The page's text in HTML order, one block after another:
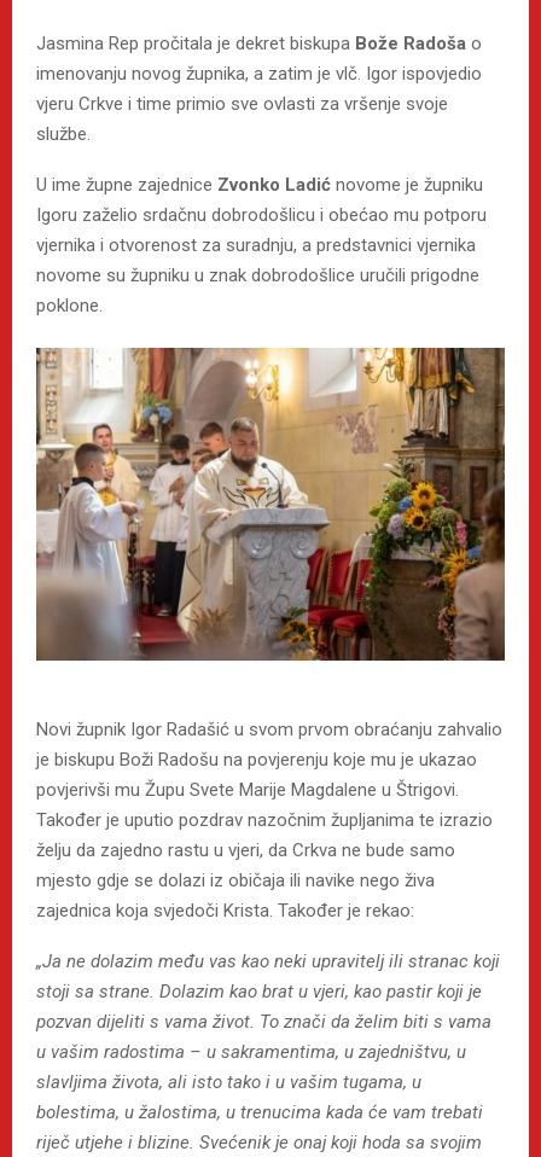
Jasmina Rep pročitala je dekret biskupa Bože Radoša o
imenovanju novog župnika, a zatim je vlč. Igor ispovjedio
vjeru Crkve i time primio sve ovlasti za vršenje svoje
službe.
U ime župne zajednice Zvonko Ladić novome je župniku
Igoru zaželio srdačnu dobrodošlicu i obećao mu potporu
vjernika i otvorenost za suradnju, a predstavnici vjernika
novome su župniku u znak dobrodošlice uručili prigodne
poklone.
Novi župnik Igor Radašić u svom prvom obraćanju zahvalio
je biskupu Boži Radošu na povjerenju koje mu je ukazao
povjerivši mu Župu Svete Marije Magdalene u Štrigovi.
Također je uputio pozdrav nazočnim župljanima te izrazio
želju da zajedno rastu u vjeri, da Crkva ne bude samo
mjesto gdje se dolazi iz običaja ili navike nego živa
zajednica koja svjedoči Krista. Također je rekao:
„Ja ne dolazim među vas kao neki upravitelj ili stranac koji
stoji sa strane. Dolazim kao brat u vjeri, kao pastir koji je
pozvan dijeliti s vama život. To znači da želim biti s vama
u vašim radostima – u sakramentima, u zajedništvu, u
slavljima života, ali isto tako i u vašim tugama, u
bolestima, u žalostima, u trenucima kada će vam trebati
riječ utjehe i blizine. Svećenik je onaj koji hoda sa svojim